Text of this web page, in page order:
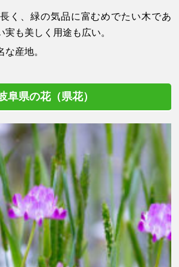
く、緑の気品に富むめでたい木であ
実も美しく用途も広い。
産地。
阜県の花（県花）